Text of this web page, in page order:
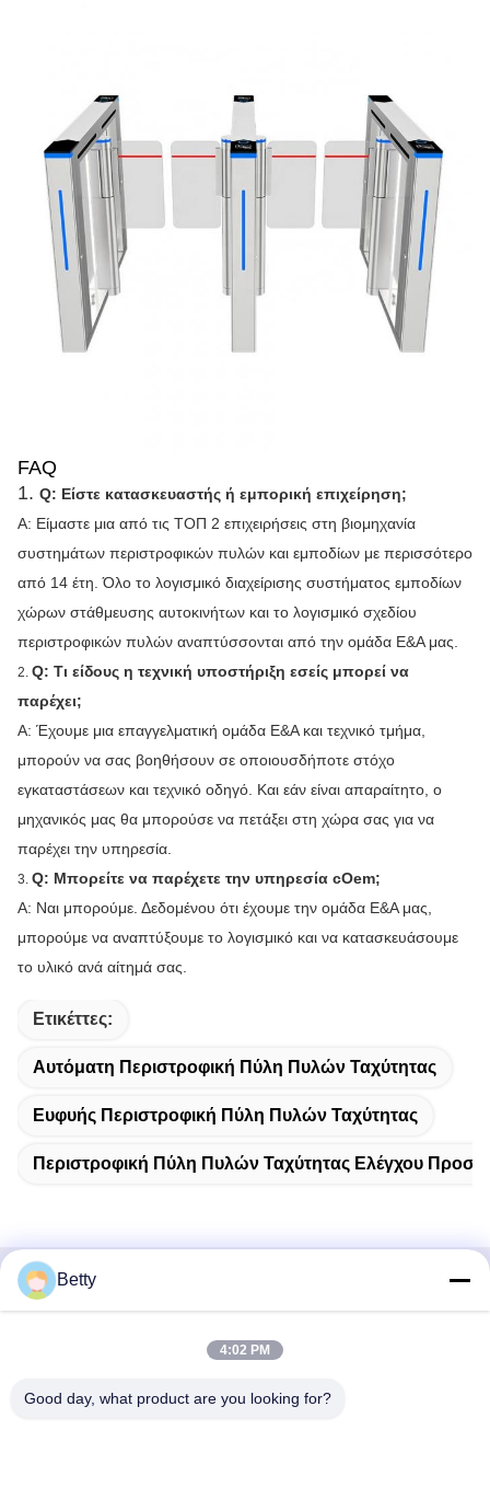
FAQ
1. Q: Είστε κατασκευαστής ή εμπορική επιχείρηση;
Α: Είμαστε μια από τις ΤΟΠ 2 επιχειρήσεις στη βιομηχανία
συστημάτων περιστροφικών πυλών και εμποδίων με περισσότερο
από 14 έτη. Όλο το λογισμικό διαχείρισης συστήματος εμποδίων
χώρων στάθμευσης αυτοκινήτων και το λογισμικό σχεδίου
περιστροφικών πυλών αναπτύσσονται από την ομάδα Ε&Α μας.
2. Q: Τι είδους η τεχνική υποστήριξη εσείς μπορεί να
παρέχει;
Α: Έχουμε μια επαγγελματική ομάδα Ε&Α και τεχνικό τμήμα,
μπορούν να σας βοηθήσουν σε οποιουσδήποτε στόχο
εγκαταστάσεων και τεχνικό οδηγό. Και εάν είναι απαραίτητο, ο
μηχανικός μας θα μπορούσε να πετάξει στη χώρα σας για να
παρέχει την υπηρεσία.
3. Q: Μπορείτε να παρέχετε την υπηρεσία cOem;
Α: Ναι μπορούμε. Δεδομένου ότι έχουμε την ομάδα Ε&Α μας,
μπορούμε να αναπτύξουμε το λογισμικό και να κατασκευάσουμε
το υλικό ανά αίτημά σας.
Ετικέττες:
Αυτόματη Περιστροφική Πύλη Πυλών Ταχύτητας
Ευφυής Περιστροφική Πύλη Πυλών Ταχύτητας
Περιστροφική Πύλη Πυλών Ταχύτητας Ελέγχου
Γρήγορη επικοινωνία
Guangdong, Κίνα
Betty
4:02 PM
Good day, what product are you looking for?